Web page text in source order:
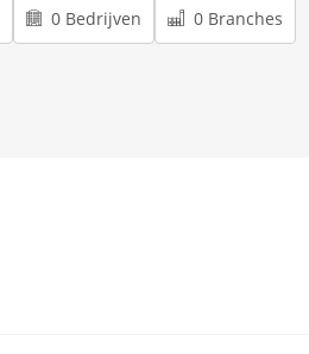
0 Bedrijven 0 Branches